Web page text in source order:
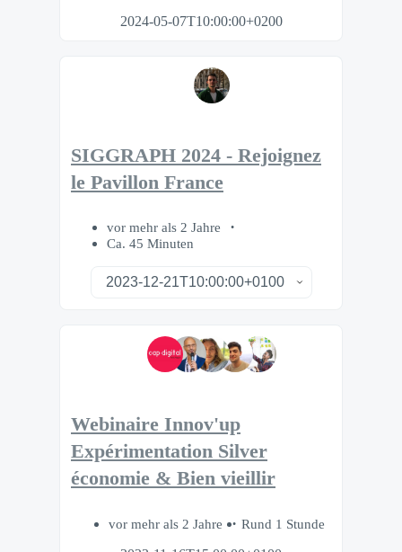
2024-05-07T10:00:00+0200
SIGGRAPH 2024 - Rejoignez
le Pavillon France
vor mehr als 2 Jahre
Ca. 45 Minuten
Webinaire Innov'up
Expérimentation Silver
économie & Bien vieillir
vor mehr als 2 Jahre
Rund 1 Stunde